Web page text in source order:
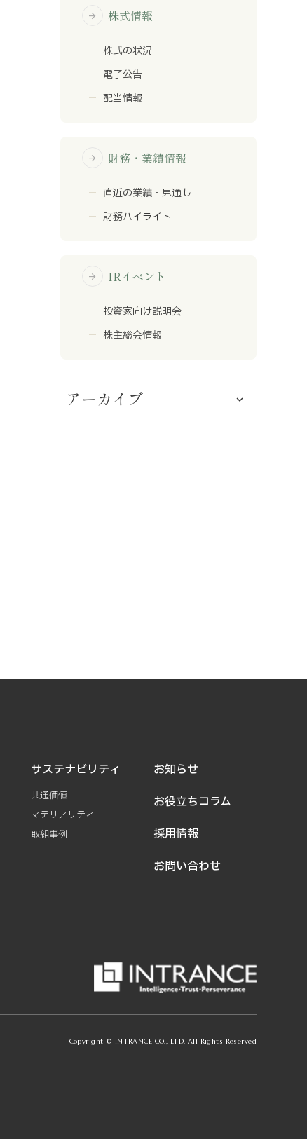
arrow_forward 株式情報
株式の状況
電子公告
配当情報
arrow_forward 財務・業績情報
直近の業績・見通し
財務ハイライト
arrow_forward IRイベント
投資家向け説明会
株主総会情報
アーカイブ
サステナビリティ
共通価値
マテリアリティ
取組事例
お知らせ
お役立ちコラム
採用情報
お問い合わせ
Copyright © INTRANCE CO., LTD. All Rights Reserved